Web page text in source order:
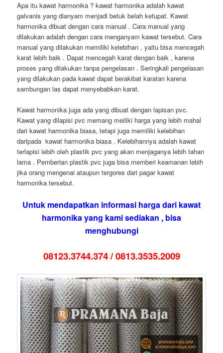
Apa itu kawat harmonika ? kawat harmonika adalah kawat
galvanis yang dianyam menjadi betuk belah ketupat. Kawat
harmonika dibuat dengan cara manual . Cara manual yang
dilakukan adalah dengan cara menganyam kawat tersebut. Cara
manual yang dilakukan memiliki kelebihan , yaitu bisa mencegah
karat lebih baik . Dapat mencegah karat dengan baik , karena
proses yang dilakukan tanpa pengelasan . Seringkali pengelasan
yang dilakukan pada kawat dapat berakibat karatan karena
sambungan las dapat menyebabkan karat.
Kawat harmonika juga ada yang dibuat dengan lapisan pvc.
Kawat yang dilapisi pvc memang meiliki harga yang lebih mahal
dari kawat harmonika biasa, tetapi juga memiliki kelebihan
daripada kawat harmonika biasa . Kelebihannya adalah kawat
terlapisi lebih oleh plastik pvc yang akan menjaganya lebih tahan
lama . Pemberian plastik pvc juga bisa memberi keamanan lebih
jika orang mengenai ataupun tergores dari pagar kawat
harmonika tersebut.
Untuk mendapatkan informasi harga dari kawat
harmonika yang kami sediakan , bisa
menghubungi
08123.3744.374 / 0813.3535.2009